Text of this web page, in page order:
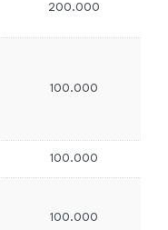
200.000
100.000
100.000
100.000